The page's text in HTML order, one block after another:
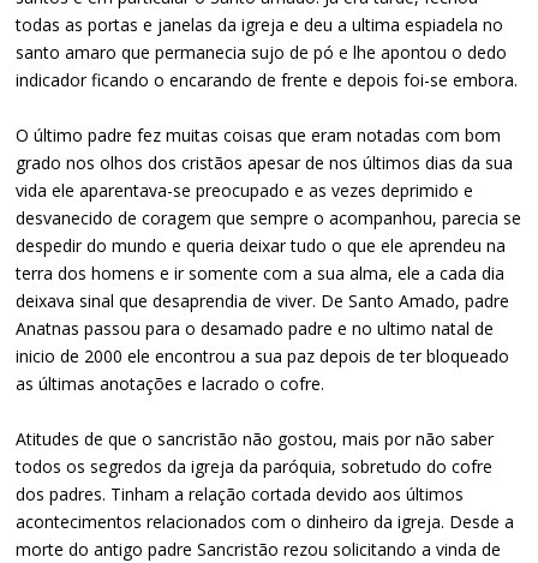
todas as portas e janelas da igreja e deu a ultima espiadela no
santo amaro que permanecia sujo de pó e lhe apontou o dedo
indicador ficando o encarando de frente e depois foi-se embora.
O último padre fez muitas coisas que eram notadas com bom
grado nos olhos dos cristãos apesar de nos últimos dias da sua
vida ele aparentava-se preocupado e as vezes deprimido e
desvanecido de coragem que sempre o acompanhou, parecia se
despedir do mundo e queria deixar tudo o que ele aprendeu na
terra dos homens e ir somente com a sua alma, ele a cada dia
deixava sinal que desaprendia de viver. De Santo Amado, padre
Anatnas passou para o desamado padre e no ultimo natal de
inicio de 2000 ele encontrou a sua paz depois de ter bloqueado
as últimas anotações e lacrado o cofre.
Atitudes de que o sancristão não gostou, mais por não saber
todos os segredos da igreja da paróquia, sobretudo do cofre
dos padres. Tinham a relação cortada devido aos últimos
acontecimentos relacionados com o dinheiro da igreja. Desde a
morte do antigo padre Sancristão rezou solicitando a vinda de